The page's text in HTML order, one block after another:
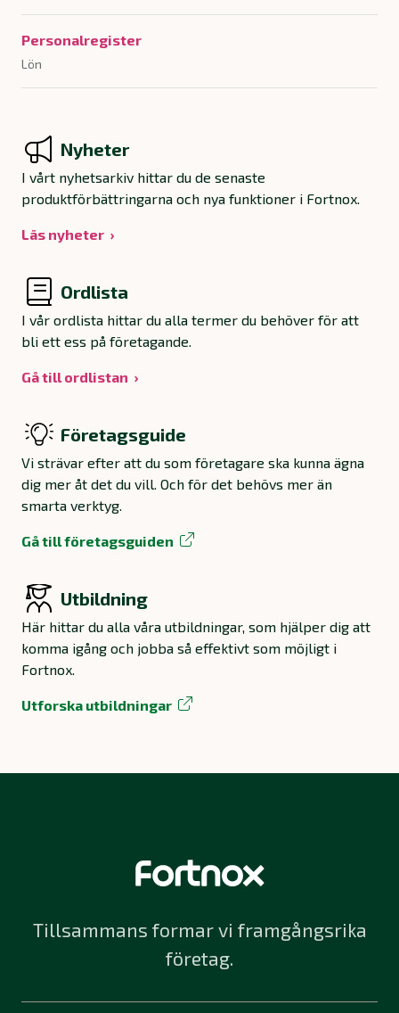
Personalregister
Lön
Nyheter
I vårt nyhetsarkiv hittar du de senaste
produktförbättringarna och nya funktioner i Fortnox.
Läs nyheter
Ordlista
I vår ordlista hittar du alla termer du behöver för att
bli ett ess på företagande.
Gå till ordlistan
Företagsguide
Vi strävar efter att du som företagare ska kunna ägna
dig mer åt det du vill. Och för det behövs mer än
smarta verktyg.
Gå till företagsguiden
Utbildning
Här hittar du alla våra utbildningar, som hjälper dig att
komma igång och jobba så effektivt som möjligt i
Fortnox.
Utforska utbildningar
Tillsammans formar vi framgångsrika
företag.